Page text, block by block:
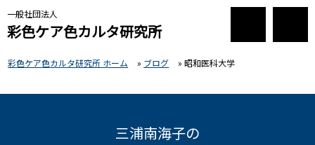
一般社団法人
彩色ケア色カルタ研究所
彩色ケア色カルタ研究所 ホーム » ブログ »昭和医科大学
三浦南海子の